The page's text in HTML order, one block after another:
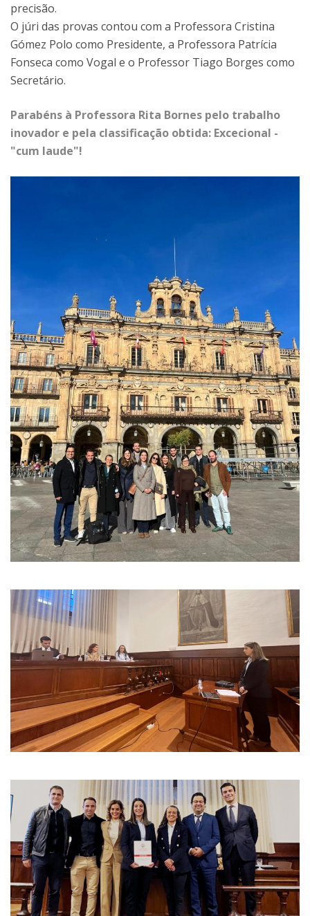
precisão.
O júri das provas contou com a Professora Cristina
Gómez Polo como Presidente, a Professora Patrícia
Fonseca como Vogal e o Professor Tiago Borges como
Secretário.
Parabéns à Professora Rita Bornes pelo trabalho
inovador e pela classificação obtida: Excecional -
"cum laude"!